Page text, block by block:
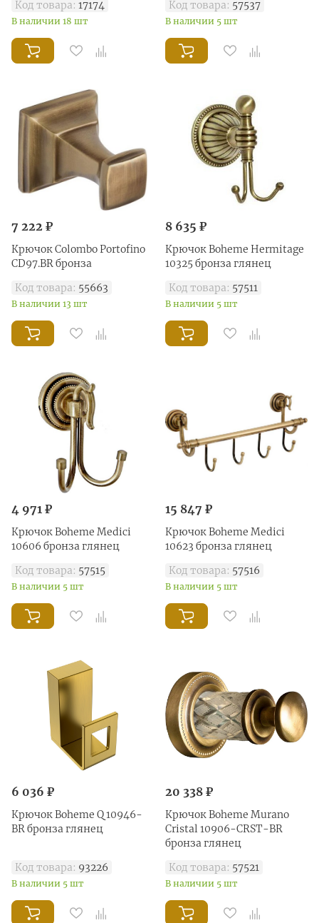
Код товара: 17174
В наличии 18 шт
Код товара: 57537
В наличии 5 шт
7 222 ₽
Крючок Colombo Portofino
CD97.BR бронза
Код товара: 55663
В наличии 13 шт
8 635 ₽
Крючок Boheme Hermitage
10325 бронза глянец
Код товара: 57511
В наличии 5 шт
4 971 ₽
Крючок Boheme Medici
10606 бронза глянец
Код товара: 57515
В наличии 5 шт
15 847 ₽
Крючок Boheme Medici
10623 бронза глянец
Код товара: 57516
В наличии 5 шт
6 036 ₽
Крючок Boheme Q 10946-
BR бронза глянец
Код товара: 93226
В наличии 5 шт
20 338 ₽
Крючок Boheme Murano
Cristal 10906-CRST-BR
бронза глянец
Код товара: 57521
В наличии 5 шт